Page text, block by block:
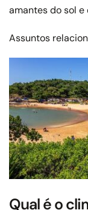
amantes do sol e
Assuntos
Qual é o